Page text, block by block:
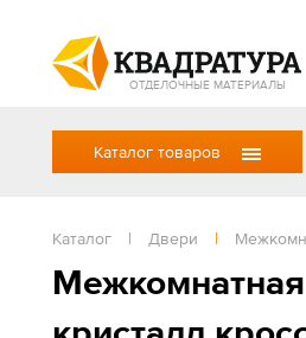
ОТДЕЛОЧНЫЕ МАТЕРИАЛЫ
Каталог товаров
Каталог | Двери |